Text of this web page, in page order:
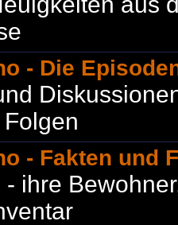
- Die
- Fakten und
- ihre